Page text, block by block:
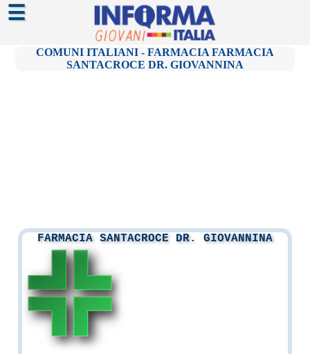
☰
COMUNI ITALIANI - FARMACIA FARMACIA
SANTACROCE DR. GIOVANNINA
FARMACIA SANTACROCE DR. GIOVANNINA